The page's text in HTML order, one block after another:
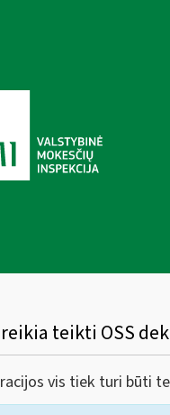
reikia teikti OSS
vis tiek turi būti